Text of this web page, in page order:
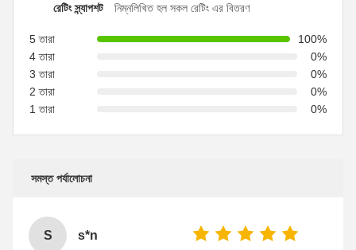
রেটিং স্ন্যাপশট নিম্নলিখিত হল সকল রেটিং এর বিতরণ
5 তারা
100%
4 তারা
0%
3 তারা
0%
2 তারা
0%
1 তারা
0%
সমস্ত পর্যালোচনা
S s*n